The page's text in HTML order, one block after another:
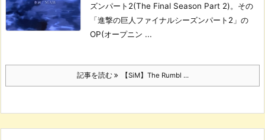
ズンパート2(The Final Season Part 2)。 その
「進撃の巨人ファイナルシーズンパート2」の
OP(オープニン ...
記事を読む 【SiM】The Rumbl ...